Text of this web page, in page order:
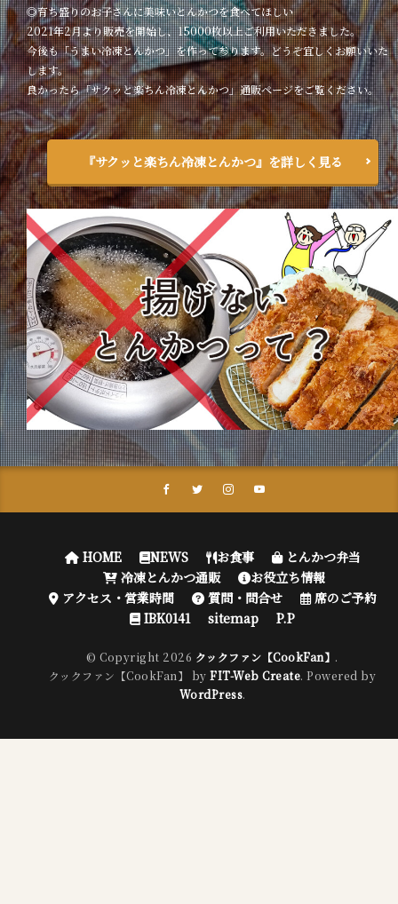
◎育ち盛りのお子さんに美味いとんかつを食べてほしい
2021年2月より販売を開始し、15000枚以上ご利用いただきました。
今後も「うまい冷凍とんかつ」を作って参ります。どうぞ宜しくお願いいた
します。
良かったら「サクッと楽ちん冷凍とんかつ」通販ページをご覧ください。
『サクッと楽ちん冷凍とんかつ』を詳しく見る
HOME NEWS お食事
とんかつ弁当
冷凍とんかつ通販
お役立ち情報
アクセス・営業時間
質問・問合せ
席のご予約
IBK0141
sitemap P.P
© Copyright 2026 クックファン【CookFan】 .
クックファン【CookFan】 byFIT-Web Create. Powered by
WordPress.